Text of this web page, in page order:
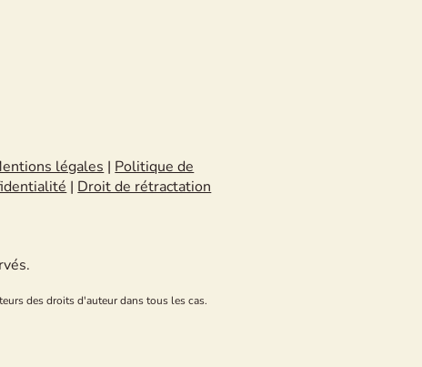
légales|Politique de
|Droit de rétractation
des droits d'auteur dans tous les cas.